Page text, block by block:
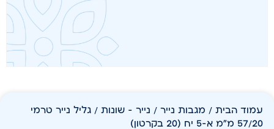
עמוד הבית / מגבות נייר / נייר - שונות / גליל נייר טרמי
57/20 מ"מ א-5 יח (20 בקרטון)